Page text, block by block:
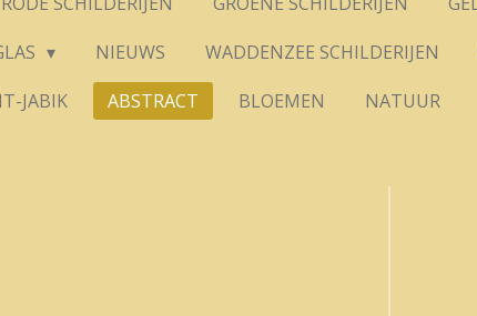
NIEUWS WADDENZEE SCHILDERIJEN
JABIK
ABSTRACT BLOEMEN NATUUR